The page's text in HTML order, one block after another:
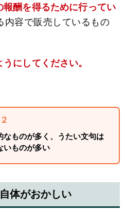
酬を得るために行ってい
内容で販売しているもの
にしてください。
なものが多く、うたい文句は
いものが多い
体がおかしい